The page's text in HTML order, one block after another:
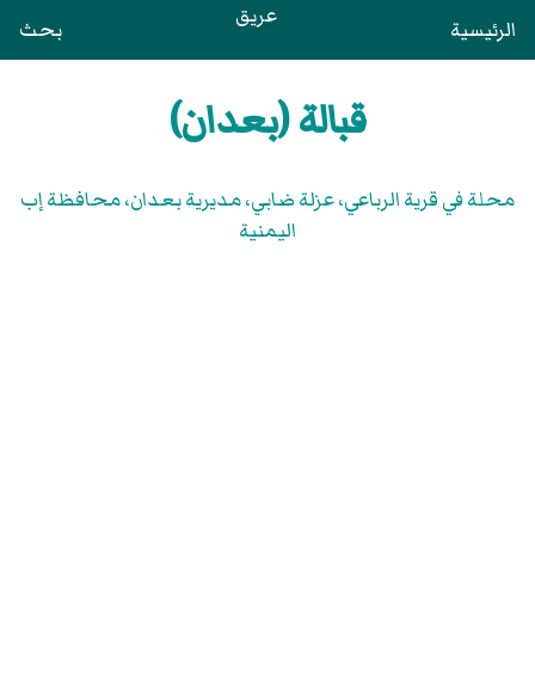
الرئيسية عريق بحث
قبالة (بعدان)
محلة في قرية الرباعي، عزلة ضابي، مديرية بعدان، محافظة إب
اليمنية